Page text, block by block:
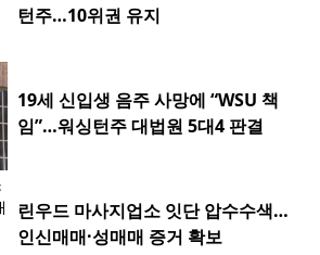
턴주…10위권 유지
19세 신입생 음주 사망에 “WSU 책
임”…워싱턴주 대법원 5대4 판결
린우드 마사지업소 잇단 압수수색…
인신매매·성매매 증거 확보